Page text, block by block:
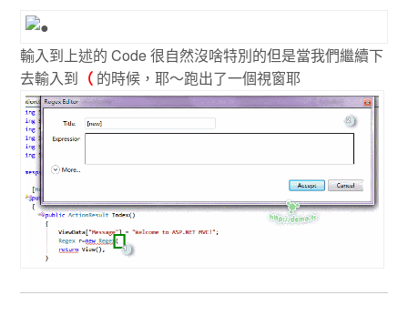
輸入到上述的 Code 很自然沒啥特別的但是當我們繼續下
去輸入到 （ 的時候，耶～跑出了一個視窗耶